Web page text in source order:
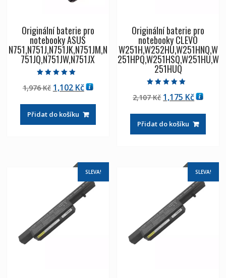
Originální baterie pro
notebooky ASUS
N751,N751J,N751JK,N751JM,N
751JQ,N751JW,N751JX
5.00
z 5
1,976Kč Původní
byla:
1,976 Kč
1,102 KčAktuální
je:
1,102 Kč
Přidat do košíku
Originální baterie pro
notebooky CLEVO
W251H,W252HU,W251HNQ,W
251HPQ,W251HSQ,W251HU,W
251HUQ
5.00
z 5
2,107Kč Původní
byla:
2,107 Kč
1,175 Kč
je:
1,175 Kč
Přidat do košíku
SLEVA! SLEVA!